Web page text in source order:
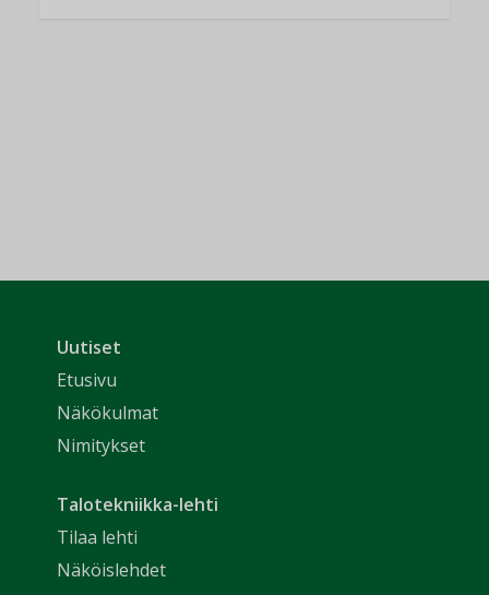
Uutiset
Etusivu
Näkökulmat
Nimitykset
Talotekniikka-lehti
Tilaa lehti
Näköislehdet